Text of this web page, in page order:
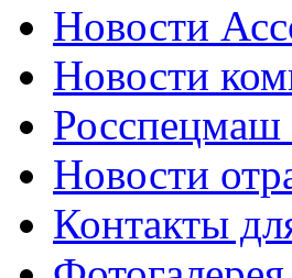
Новости
Новости
Новости
Контакты